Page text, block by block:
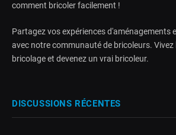
comment bricoler facilement !
Partagez vos expériences d'aménagements
avec notre communauté de bricoleurs. Vivez
bricolage et devenez un vrai bricoleur.
DISCUSSIONS RÉCENTES